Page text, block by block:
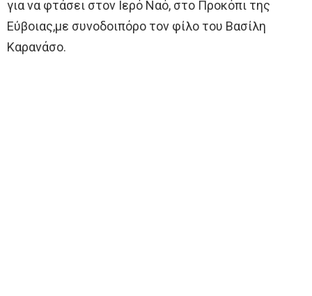
για να φτάσει στον Ιερό Ναό, στο Προκόπι της
Εύβοιας,με συνοδοιπόρο τον φίλο του Βασίλη
Καρανάσο.